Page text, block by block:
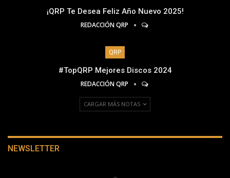
¡QRP Te Desea Feliz Año Nuevo 2025!
REDACCIÓN QRP
QRP
#TopQRP Mejores Discos 2024
REDACCIÓN QRP
CARGAR MÁS NOTAS
NEWSLETTER